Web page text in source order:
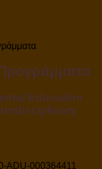
Education
ADU-000364411